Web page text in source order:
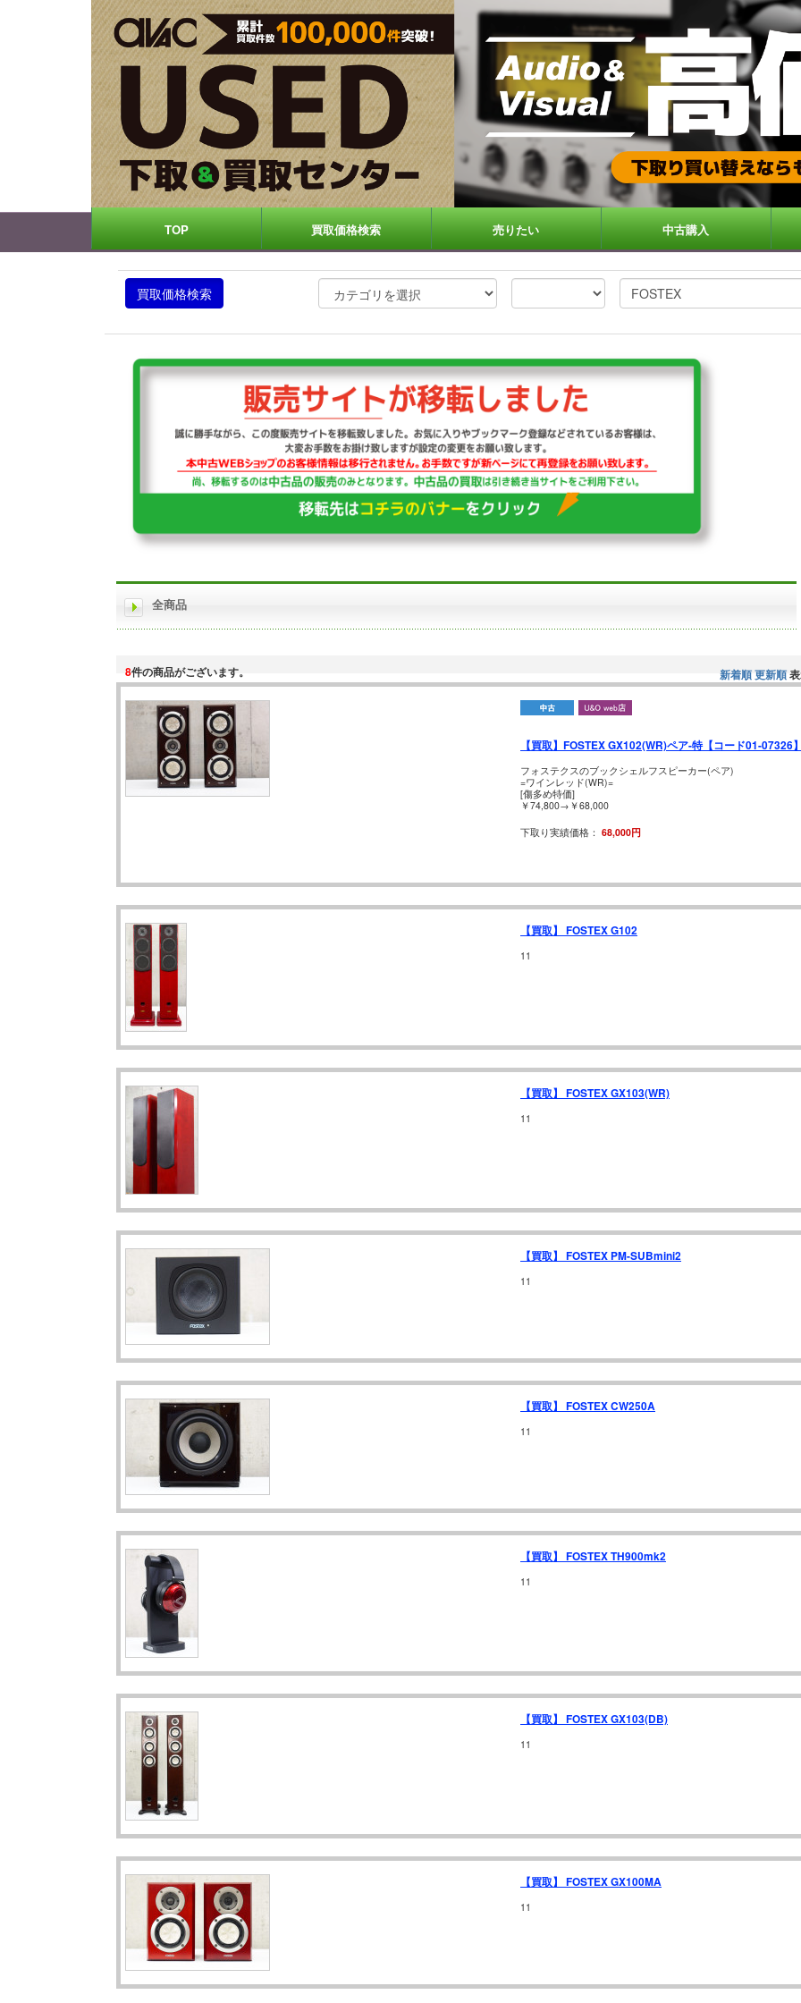
TOP 買取価格検索 売りたい 中古購入
買取価格検索
全商品
8件の商品がございます。 新着順更新順
【買取】FOSTEX GX102(WR)ペア-特【コード01-07326
フォステクスのブックシェルフスピーカー(ペア)
=ワインレッド(WR)=
[傷多め特価]
￥74,800→￥68,000
下取り実績価格： 68,000円
【買取】 FOSTEX G102
11
【買取】 FOSTEX GX103(WR)
11
【買取】 FOSTEX PM-SUBmini2
11
【買取】 FOSTEX CW250A
11
【買取】 FOSTEX TH900mk2
11
【買取】 FOSTEX GX103(DB)
11
【買取】 FOSTEX GX100MA
11